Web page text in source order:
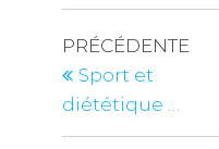
PRÉCÉDENTE
Sport et
diététique …